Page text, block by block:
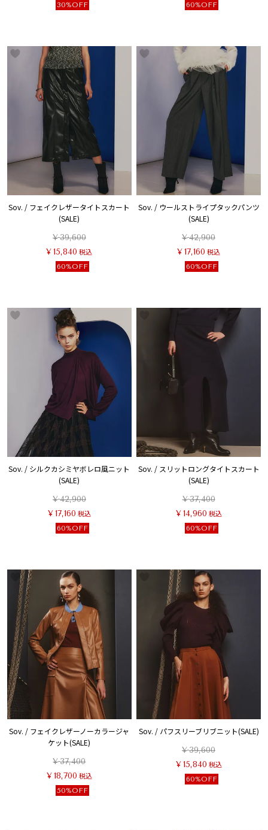
30%OFF 60%OFF
Sov. / フェイクレザータイトスカート
(SALE)
¥39,600
¥ 15,840 税込
60%OFF
Sov. / ウールストライプタックパンツ
(SALE)
¥42,900
¥17,160 税込
60%OFF
Sov. / シルクカシミヤボレロ風ニット
(SALE)
¥42,900
¥17,160 税込
60%OFF
Sov. / スリットロングタイトスカート
(SALE)
¥37,400
¥ 14,960 税込
60%OFF
Sov. / フェイクレザーノーカラージャ
ケット(SALE)
¥37,400
¥18,700 税込
50%OFF
Sov. / パフスリーブリブニット(SALE)
¥39,600
¥ 15,840 税込
60%OFF